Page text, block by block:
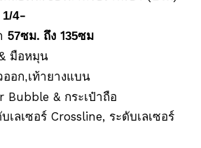
1/4-
57ซม. ถึง 135ซม
มือหมุน
ออก,เท้ายางแบน
& กระเป๋าถือ
เลเซอร์ Crossline, ระดับเลเซอร์